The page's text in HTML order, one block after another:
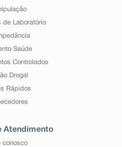
de Laboratório
Saúde
Controlados
Drogal
Rápidos
Atendimento
conosco